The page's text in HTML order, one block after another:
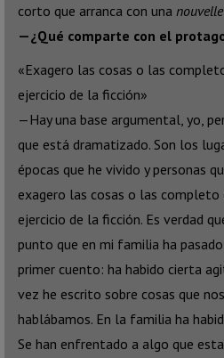
corto que arranca con una nouvelle
—¿Qué comparte con el
«Exagero las cosas o las
ejercicio de la ficción»
—Hay una base argumental, yo,
que está dramatizado. Son los
épocas que he vivido y personas
exagero las cosas o las completo
ejercicio de la ficción. Es verdad
punto que en mi familia ha
primer cuento: ha habido cierta
vez he escrito sobre cosas que
hablábamos. En la familia ha
Se han enfrentado a algo que